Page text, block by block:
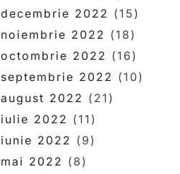
decembrie 2022 (15)
noiembrie 2022 (18)
octombrie 2022 (16)
septembrie 2022 (10)
august 2022 (21)
iulie 2022 (11)
iunie 2022 (9)
mai 2022 (8)